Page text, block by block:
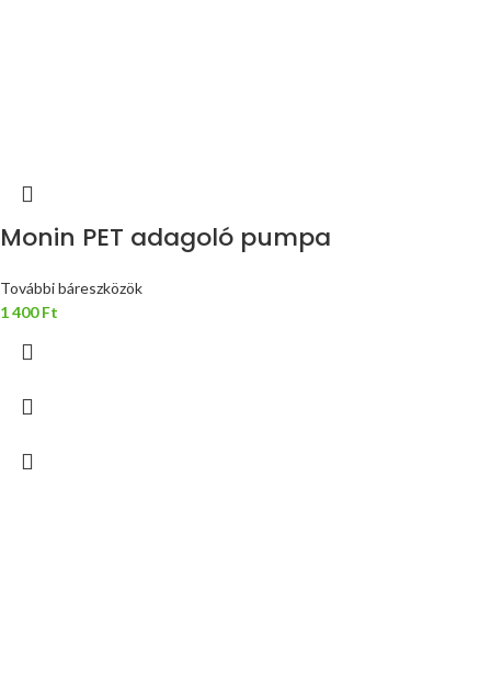
Monin PET adagoló pumpa
További báreszközök
1 400Ft